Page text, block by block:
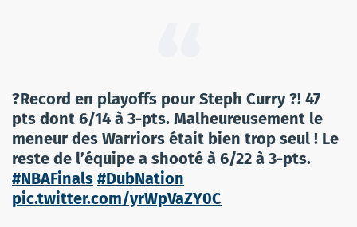
?Record en playoffs pour Steph Curry ?! 47
pts dont 6/14 à 3-pts. Malheureusement le
meneur des Warriors était bien trop seul ! Le
reste de l’équipe a shooté à 6/22 à 3-pts.
#NBAFinals #DubNation
pic.twitter.com/yrWpVaZY0C